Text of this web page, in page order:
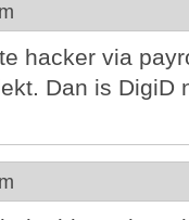
hacker via
Dan is DigiD